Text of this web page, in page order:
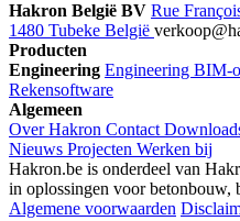
Hakron België BV Rue
1480 Tubeke België
Producten
Engineering Engineering BIM-
Rekensoftware
Algemeen
Over Hakron Contact
Nieuws Projecten Werken bij
Hakron.be is onderdeel van
in oplossingen voor betonbouw,
Algemene voorwaarden